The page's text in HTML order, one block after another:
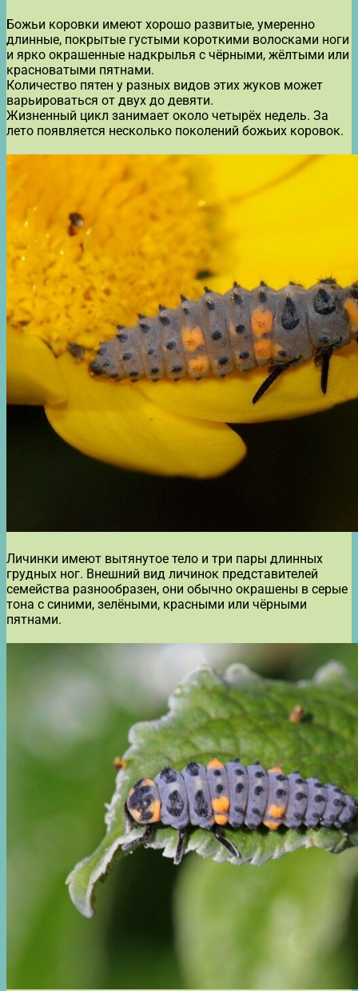
Божьи коровки имеют хорошо развитые, умеренно
длинные, покрытые густыми короткими волосками ноги
и ярко окрашенные надкрылья с чёрными, жёлтыми или
красноватыми пятнами.
Количество пятен у разных видов этих жуков может
варьироваться от двух до девяти.
Жизненный цикл занимает около четырёх недель. За
лето появляется несколько поколений божьих коровок.
Личинки имеют вытянутое тело и три пары длинных
грудных ног. Внешний вид личинок представителей
семейства разнообразен, они обычно окрашены в серые
тона с синими, зелёными, красными или чёрными
пятнами.